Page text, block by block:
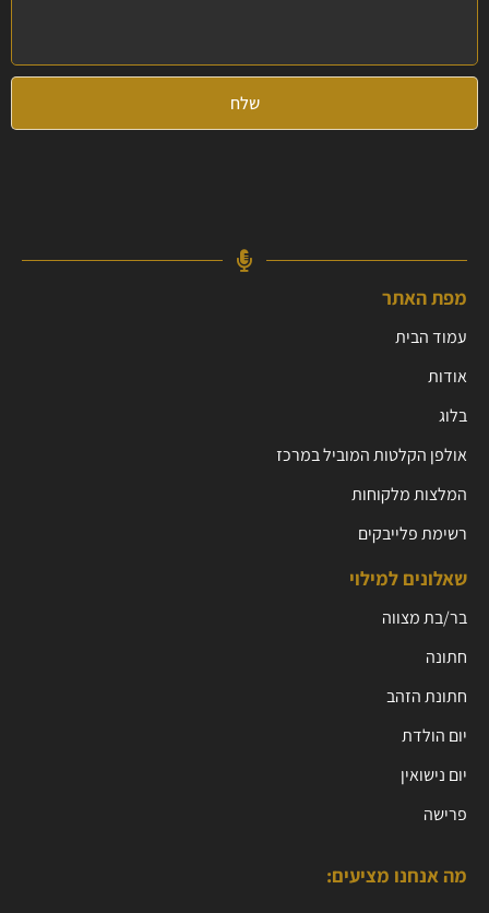
שלח
מפת האתר
עמוד הבית
אודות
בלוג
אולפן הקלטות המוביל במרכז
המלצות מלקוחות
רשימת פלייבקים
שאלונים למילוי
בר/בת מצווה
חתונה
חתונת הזהב
יום הולדת
יום נישואין
פרישה
מה אנחנו מציעים: